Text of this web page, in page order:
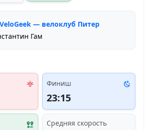
VeloGeek — велоклуб Питер
Гам
Финиш
23:15
Средняя скорость